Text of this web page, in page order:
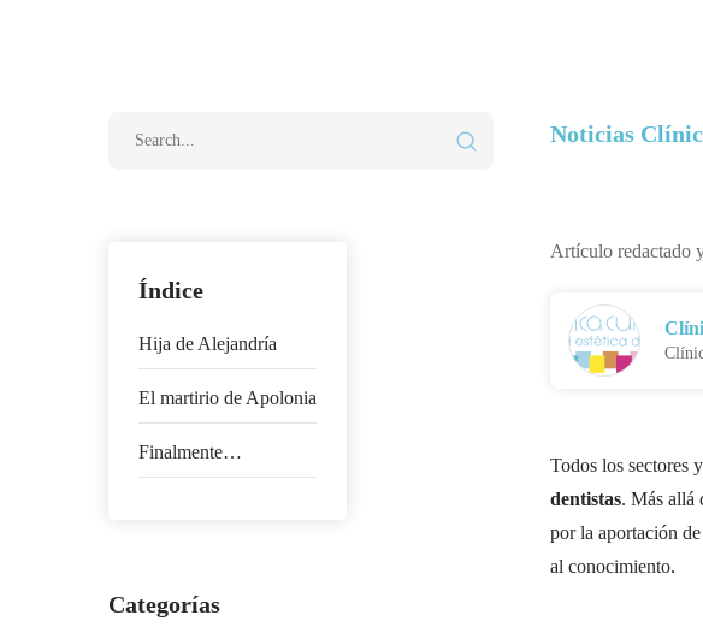
Índice
Hija de Alejandría
El martirio de Apolonia
Finalmente…
Categorías
Noticias
Artículo redactado
Todos los sectores
dentistas. Más allá
por la aportación
al conocimiento.